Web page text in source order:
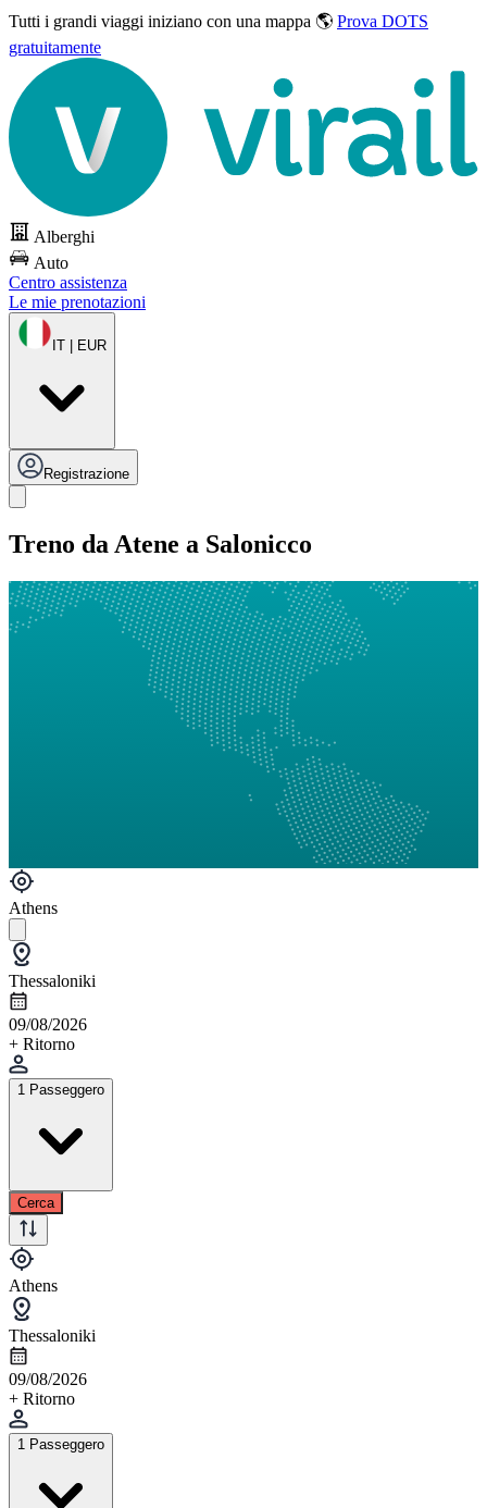
Tutti i grandi viaggi iniziano con una mappa 🌎 Prova DOTS
gratuitamente
Alberghi
Auto
Centro assistenza
Le mie prenotazioni
IT | EUR
Registrazione
Treno da Atene a Salonicco
Athens
Thessaloniki
09/08/2026
+ Ritorno
1 Passeggero
Cerca
Athens
Thessaloniki
09/08/2026
+ Ritorno
1 Passeggero